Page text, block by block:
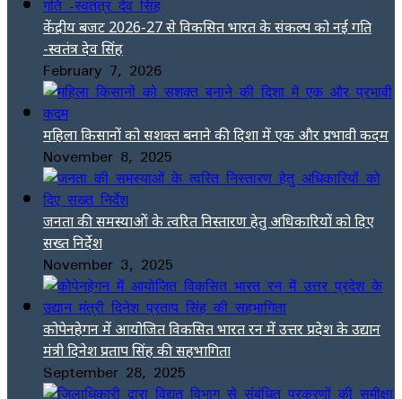
केंद्रीय बजट 2026-27 से विकसित भारत के संकल्प को नई गति
-स्वतंत्र देव सिंह
February 7, 2026
महिला किसानों को सशक्त बनाने की दिशा में एक और प्रभावी कदम
November 8, 2025
जनता की समस्याओं के त्वरित निस्तारण हेतु अधिकारियों को दिए
सख्त निर्देश
November 3, 2025
कोपेनहेगन में आयोजित विकसित भारत रन में उत्तर प्रदेश के उद्यान
मंत्री दिनेश प्रताप सिंह की सहभागिता
September 28, 2025